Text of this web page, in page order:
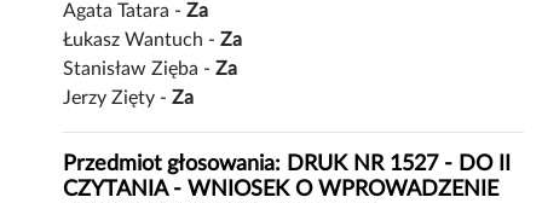
Agata Tatara -Za
Łukasz Wantuch -Za
Stanisław Zięba -Za
Jerzy Zięty -Za
Przedmiot głosowania: DRUK NR 1527 - DO II
CZYTANIA - WNIOSEK O WPROWADZENIE